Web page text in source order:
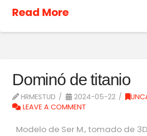
Read More
Dominó de titanio
HRMESTUD 2024-05-22
LEAVE A COMMENT
Modelo de Ser M., tomado de